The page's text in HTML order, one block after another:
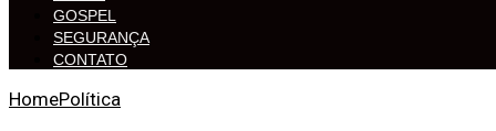
GOSPEL
SEGURANÇA
CONTATO
HomePolítica